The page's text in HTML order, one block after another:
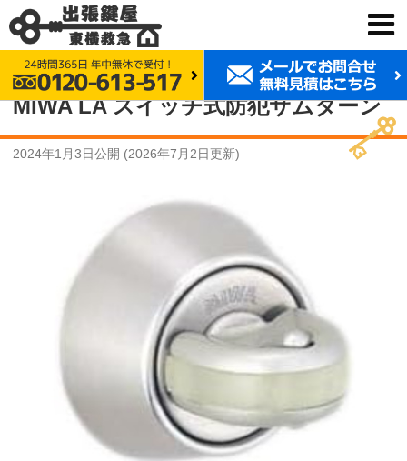
鍵交換 東横救急 事例紹介 MIWA LA スイッチ式防犯サムターン
MIWA LA スイッチ式防犯サムターン
2024年1月3日公開 (2026年7月2日更新)